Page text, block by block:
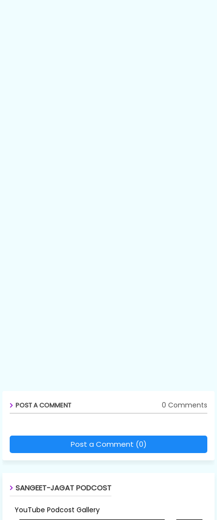
POST A COMMENT 0 Comments
Post a Comment (0)
SANGEET-JAGAT PODCOST
YouTube Podcost Gallery